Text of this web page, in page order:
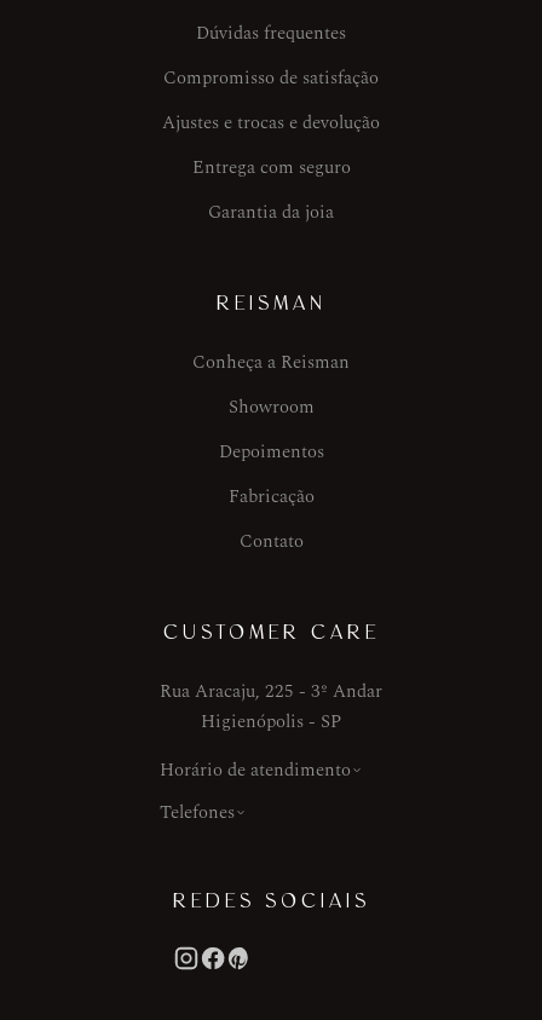
Dúvidas frequentes
Compromisso de satisfação
Ajustes e trocas e devolução
Entrega com seguro
Garantia da joia
REISMAN
Conheça a Reisman
Showroom
Depoimentos
Fabricação
Contato
CUSTOMER CARE
Rua Aracaju, 225 - 3º Andar
Higienópolis - SP
Horário de atendimento
Telefones
REDES SOCIAIS